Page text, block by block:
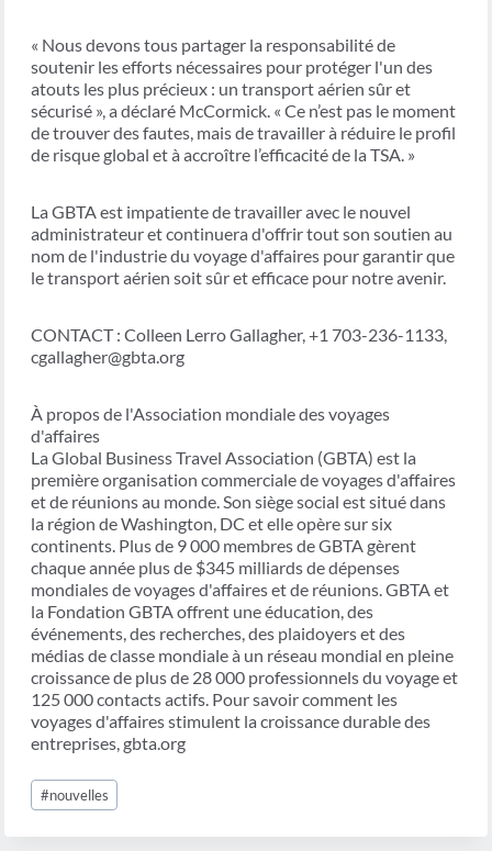
« Nous devons tous partager la responsabilité de
soutenir les efforts nécessaires pour protéger l'un des
atouts les plus précieux : un transport aérien sûr et
sécurisé », a déclaré McCormick. « Ce n’est pas le moment
de trouver des fautes, mais de travailler à réduire le profil
de risque global et à accroître l’efficacité de la TSA. »
La GBTA est impatiente de travailler avec le nouvel
administrateur et continuera d'offrir tout son soutien au
nom de l'industrie du voyage d'affaires pour garantir que
le transport aérien soit sûr et efficace pour notre avenir.
CONTACT : Colleen Lerro Gallagher, +1 703-236-1133,
cgallagher@gbta.org
À propos de l'Association mondiale des voyages
d'affaires
La Global Business Travel Association (GBTA) est la
première organisation commerciale de voyages d'affaires
et de réunions au monde. Son siège social est situé dans
la région de Washington, DC et elle opère sur six
continents. Plus de 9 000 membres de GBTA gèrent
chaque année plus de $345 milliards de dépenses
mondiales de voyages d'affaires et de réunions. GBTA et
la Fondation GBTA offrent une éducation, des
événements, des recherches, des plaidoyers et des
médias de classe mondiale à un réseau mondial en pleine
croissance de plus de 28 000 professionnels du voyage et
125 000 contacts actifs. Pour savoir comment les
voyages d'affaires stimulent la croissance durable des
entreprises, gbta.org
Étiquettes
de
#nouvelles